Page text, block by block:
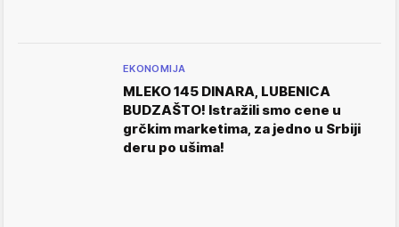
EKONOMIJA
MLEKO 145 DINARA, LUBENICA
BUDZAŠTO! Istražili smo cene u
grčkim marketima, za jedno u Srbiji
deru po ušima!